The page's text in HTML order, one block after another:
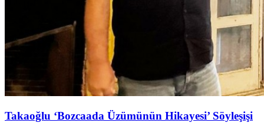
Takaoğlu ‘Bozcaada Üzümünün Hikayesi’ Söyleşişi